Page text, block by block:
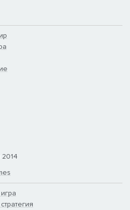
мир: В то время как другие
мы предлагаем вам
этим миром!
и завоёвывайте ваш
этого мира, чтобы строить и
того пожелаете. Не волнуйтесь, в
жилища, даже больше, чем
захватывающие
уникальных подземелий и
которые предлагаются вам, как
приключений. Вы же
в конце концов!
2014